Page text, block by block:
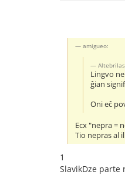
amigueo:
Lingvo
ĝian
Oni eĉ
Ecx "nepra =
Tio nepras al
1
SlavikDze parte